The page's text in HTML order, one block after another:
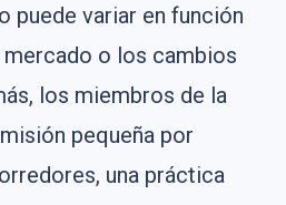
puede variar en función
mercado o los cambios
los miembros de la
pequeña por
una práctica